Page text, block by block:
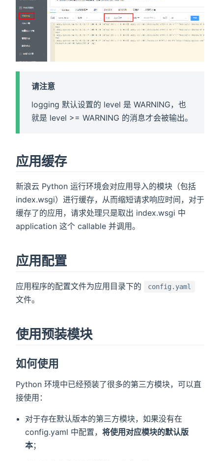
请注意
logging 默认设置的 level 是 WARNING，也
就是 level >= WARNING 的消息才会被输出。
应用缓存
新浪云 Python 运行环境会对应用导入的模块（包括
index.wsgi）进行缓存，从而缩短请求响应时间，对于
缓存了的应用，请求处理只是取出 index.wsgi 中
application 这个 callable 并调用。
应用配置
应用程序的配置文件为应用目录下的 config.yaml
文件。
使用预装模块
如何使用
Python 环境中已经预装了很多的第三方模块，可以直
接使用：
对于存在默认版本的第三方模块，如果没有在
config.yaml 中配置，将使用对应模块的默认版
本；